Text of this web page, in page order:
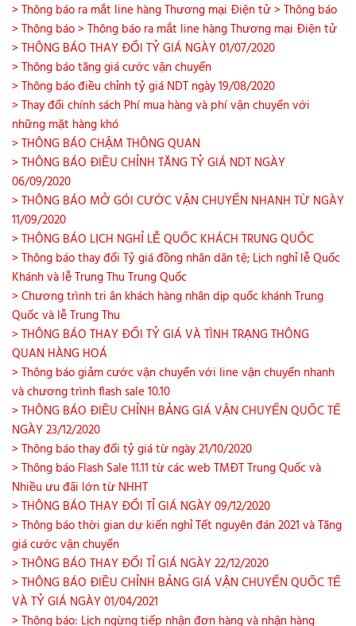
> Thông báo ra mắt line hàng Thương mại Điện tử> Thông báo
> Thông báo> Thông báo ra mắt line hàng Thương mại Điện tử
> THÔNG BÁO THAY ĐỔI TỶ GIÁ NGÀY 01/07/2020
> Thông báo tăng giá cước vận chuyển
> Thông báo điều chỉnh tỷ giá NDT ngày 19/08/2020
> Thay đổi chính sách Phí mua hàng và phí vận chuyển với
những mặt hàng khó
> THÔNG BÁO CHẬM THÔNG QUAN
> THÔNG BÁO ĐIỀU CHỈNH TĂNG TỶ GIÁ NDT NGÀY
06/09/2020
> THÔNG BÁO MỞ GÓI CƯỚC VẬN CHUYỂN NHANH TỪ NGÀY
11/09/2020
> THÔNG BÁO LỊCH NGHỈ LỄ QUỐC KHÁCH TRUNG QUỐC
> Thông báo thay đổi Tỷ giá đồng nhân dân tệ; Lịch nghỉ lễ Quốc
Khánh và lễ Trung Thu Trung Quốc
> Chương trình tri ân khách hàng nhân dịp quốc khánh Trung
Quốc và lễ Trung Thu
> THÔNG BÁO THAY ĐỔI TỶ GIÁ VÀ TÌNH TRẠNG THÔNG
QUAN HÀNG HOÁ
> Thông báo giảm cước vận chuyển với line vận chuyển nhanh
và chương trình flash sale 10.10
> THÔNG BÁO ĐIỀU CHỈNH BẢNG GIÁ VẬN CHUYỂN QUỐC TẾ
NGÀY 23/12/2020
> Thông báo thay đổi tỷ giá từ ngày 21/10/2020
> Thông báo Flash Sale 11.11 từ các web TMĐT Trung Quốc và
Nhiều ưu đãi lớn từ NHHT
> THÔNG BÁO THAY ĐỔI TỈ GIÁ NGÀY 09/12/2020
> Thông báo thời gian dự kiến nghỉ Tết nguyên đán 2021 và Tăng
giá cước vận chuyển
> THÔNG BÁO THAY ĐỔI TỈ GIÁ NGÀY 22/12/2020
> THÔNG BÁO ĐIỀU CHỈNH BẢNG GIÁ VẬN CHUYỂN QUỐC TẾ
VÀ TỶ GIÁ NGÀY 01/04/2021
> Thông báo: Lịch ngừng tiếp nhận đơn hàng và nhận hàng